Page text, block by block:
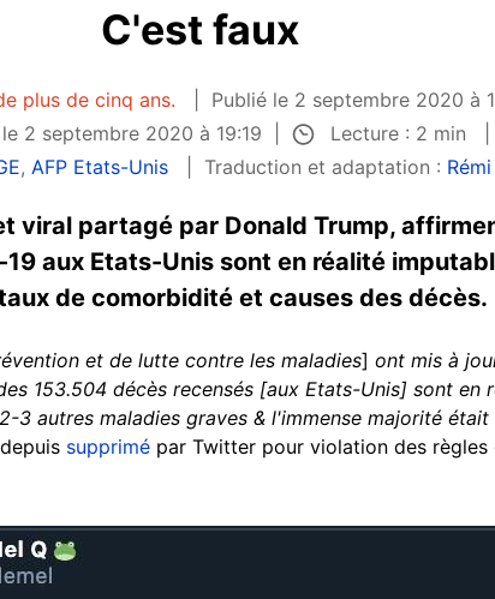
C'est faux
plus de cinq ans.
Publié le 2 septembre 2020 à
2 septembre 2020 à 19:19
Lecture : 2 min
, AFP Etats-Unis Traduction et adaptation :
viral partagé par Donald Trump,
aux Etats-Unis sont en réalité
de comorbidité et causes des décès.
et de lutte contre les maladies] ont mis à
153.504 décès recensés [aux Etats-Unis] sont en
3 autres maladies graves & l'immense majorité était
supprimé par Twitter pour violation des règles